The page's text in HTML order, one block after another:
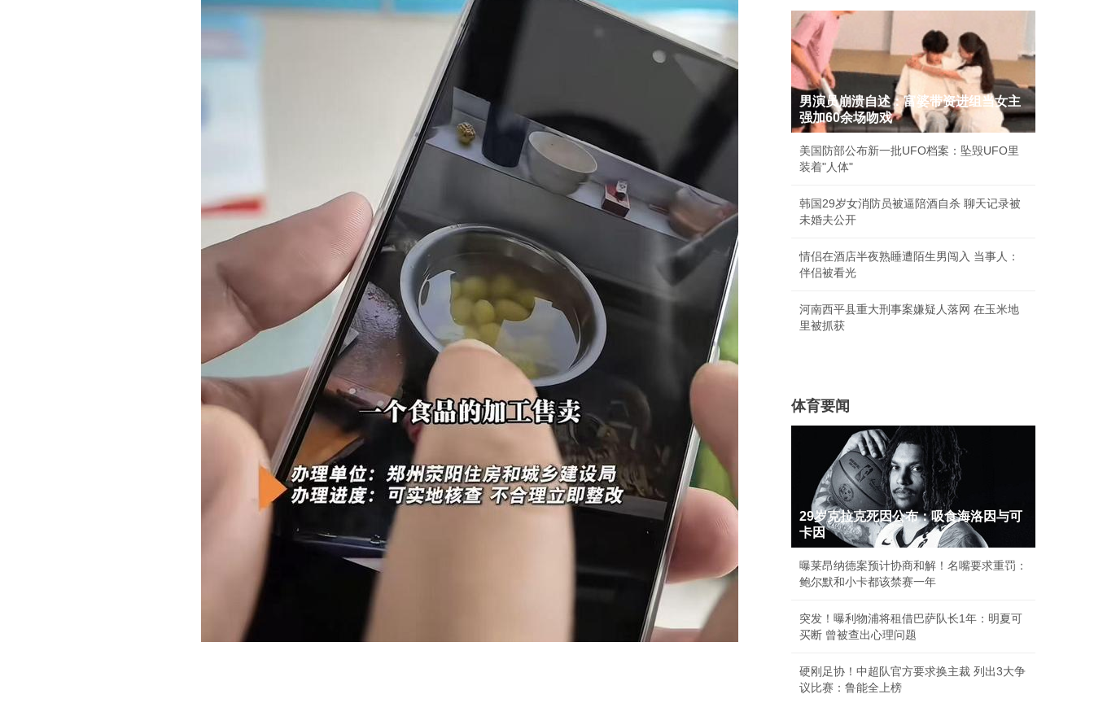
男演员崩溃自述：富婆带资进组当女主
强加60余场吻戏
美国防部公布新一批UFO档案：坠毁UFO里
装着"人体"
韩国29岁女消防员被逼陪酒自杀 聊天记录被
未婚夫公开
情侣在酒店半夜熟睡遭陌生男闯入 当事人：
伴侣被看光
河南西平县重大刑事案嫌疑人落网 在玉米地
里被抓获
体育要闻
29岁克拉克死因公布：吸食海洛因与可
卡因
曝莱昂纳德案预计协商和解！名嘴要求重罚：
鲍尔默和小卡都该禁赛一年
突发！曝利物浦将租借巴萨队长1年：明夏可
买断 曾被查出心理问题
硬刚足协！中超队官方要求换主裁 列出3大争
议比赛：鲁能全上榜